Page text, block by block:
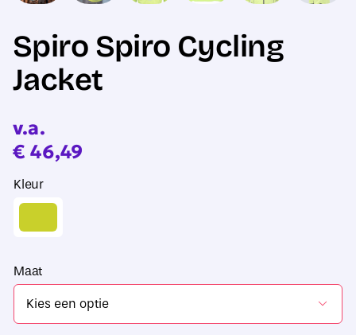
Spiro Spiro Cycling
Jacket
v.a.
€ 46,49
Kleur
Maat
